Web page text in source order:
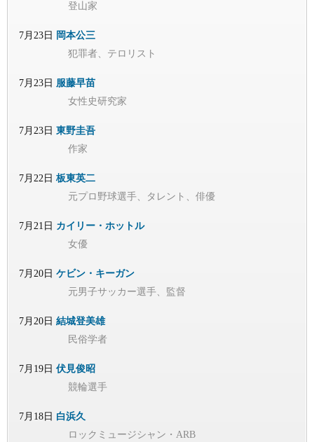
登山家
7月23日 岡本公三
犯罪者、テロリスト
7月23日 服藤早苗
女性史研究家
7月23日 東野圭吾
作家
7月22日 板東英二
元プロ野球選手、タレント、俳優
7月21日 カイリー・ホットル
女優
7月20日 ケビン・キーガン
元男子サッカー選手、監督
7月20日 結城登美雄
民俗学者
7月19日 伏見俊昭
競輪選手
7月18日 白浜久
ロックミュージシャン・ARB